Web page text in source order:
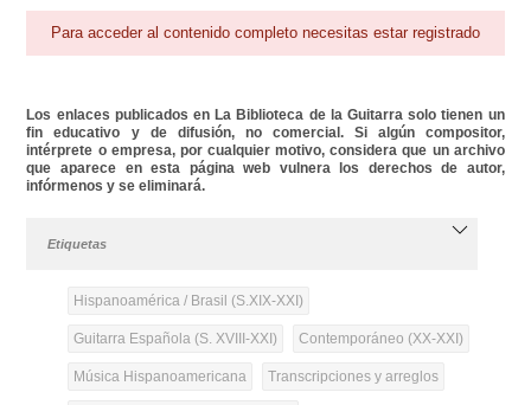
Para acceder al contenido completo necesitas estar registrado
Los enlaces publicados en La Biblioteca de la Guitarra solo tienen un
fin educativo y de difusión, no comercial. Si algún compositor,
intérprete o empresa, por cualquier motivo, considera que un archivo
que aparece en esta página web vulnera los derechos de autor,
infórmenos y se eliminará.
Etiquetas
Hispanoamérica / Brasil (S.XIX-XXI)
Guitarra Española (S. XVIII-XXI) Contemporáneo (XX-XXI)
Música Hispanoamericana Transcripciones y arreglos